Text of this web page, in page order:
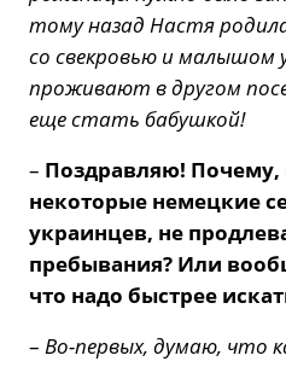
тому назад Настя
со свекровью и малышом
проживают в другом
еще стать бабушкой!
– Поздравляю!
некоторые немецкие
украинцев, не
пребывания? Или
что надо быстрее
– Во-первых, думаю, что